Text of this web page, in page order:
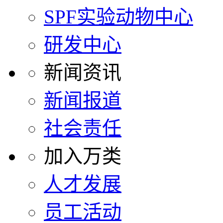
SPF实验动物中心
研发中心
新闻资讯
新闻报道
社会责任
加入万类
人才发展
员工活动